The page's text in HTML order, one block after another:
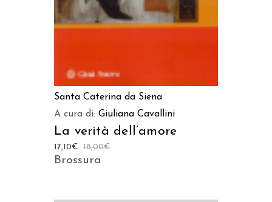
Santa Caterina da Siena
A cura di: Giuliana Cavallini
La verità dell’amore
18,00€
17,10€
Brossura